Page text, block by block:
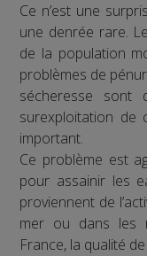
Ce n’est une
une denrée rare.
de la population
problèmes de
sécheresse
surexploitation de
important.
Ce problème est
pour assainir les
proviennent de
mer ou dans les
France, la qualité de